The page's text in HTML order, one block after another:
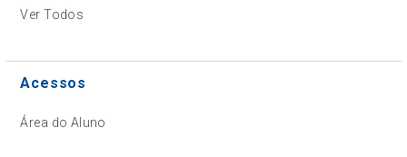
Ver Todos
Acessos
Área do Aluno